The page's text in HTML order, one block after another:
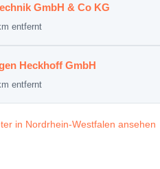
GmbH & Co KG
entfernt
Heckhoff GmbH
entfernt
in Nordrhein-Westfalen ansehen